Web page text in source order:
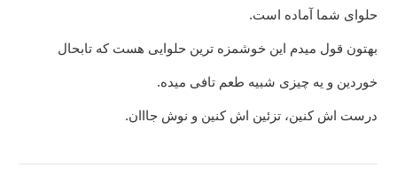
حلوای شما آماده است.
بهتون قول میدم این خوشمزه ترین حلوایی هست که تابحال
خوردین و یه چیزی شبیه طعم تافی میده.
درست اش کنین، تزئین اش کنین و نوش جااان.